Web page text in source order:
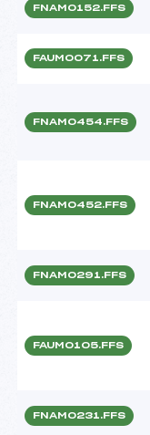
FNAM0152.FFS
FAUM0071.FFS
FNAM0454.FFS
FNAM0452.FFS
FNAM0291.FFS
FAUM0105.FFS
FNAM0231.FFS